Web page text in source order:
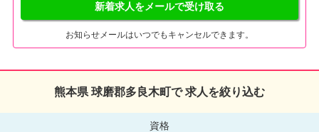
新着求人をメールで受け取る
お知らせメールはいつでもキャンセルできます。
熊本県 球磨郡多良木町で 求人を絞り込む
資格